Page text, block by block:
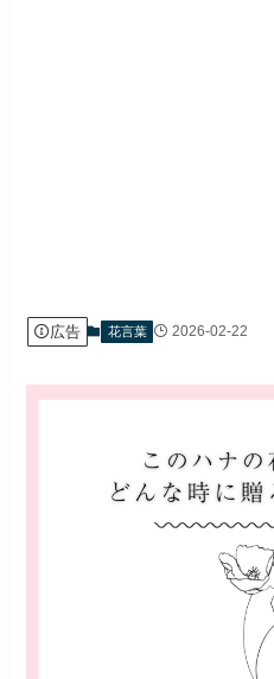
広告 花言葉 2026-02-22